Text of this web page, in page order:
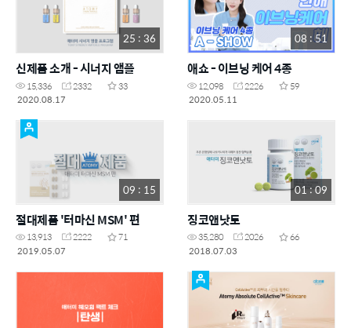
25 : 36
신제품 소개 - 시너지 앰플
15,336 2332
33
2020.08.17
08 : 51
애쇼 - 이브닝 케어 4종
12,098 2226
59
2020.05.11
09 : 15
절대제품 '터마신 MSM' 편
13,913 2222
71
2019.05.07
01 : 09
징코앤낫토
35,280 2026
66
2018.07.03